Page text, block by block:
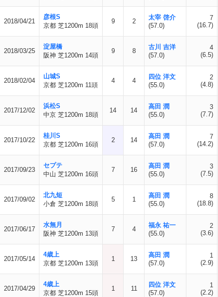
2018/04/21
彦根S
京都 芝1200m 18頭
9 2
太宰 啓介
(57.0)
7
(16.7)
2018/03/25
淀屋橋
阪神 芝1200m 14頭
9 8
古川 吉洋
(57.0)
4
(6.5)
2018/02/04
山城S
京都 芝1200m 11頭
4 4
四位 洋文
(55.0)
2
(4.8)
2017/12/02
浜松S
中京 芝1200m 18頭
14 14
高田 潤
(55.0)
3
(7.7)
2017/10/22
桂川S
京都 芝1200m 16頭
2 14
高田 潤
(57.0)
7
(14.2)
2017/09/23
セプテ
中山 芝1200m 16頭
7 16
高田 潤
(55.0)
3
(7.5)
2017/09/02
北九短
小倉 芝1200m 18頭
5 1
高田 潤
(55.0)
8
(18.8)
2017/06/17
水無月
阪神 芝1200m 13頭
7 4
福永 祐一
(55.0)
2
(3.6)
2017/05/14
4歳上
京都 芝1200m 13頭
1 13
高田 潤
(57.0)
1
(2.9)
2017/04/29
4歳上
京都 芝1200m 15頭
1 11
四位 洋文
(57.0)
1
(2.2)